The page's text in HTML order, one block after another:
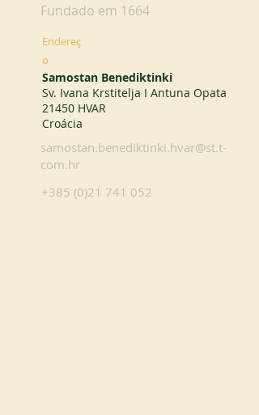
Fundado em 1664
Endereç
o
Samostan Benediktinki
Sv. Ivana Krstitelja I Antuna Opata
21450 HVAR
Croácia
samostan.benediktinki.hvar@st.t-
com.hr
+385 (0)21 741 052